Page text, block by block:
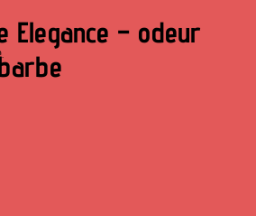
Elegance – odeur